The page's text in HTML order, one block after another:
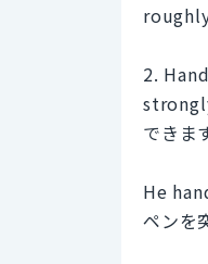
2.
できま
He
ペンを